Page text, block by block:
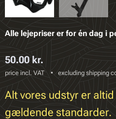
Alle lejepriser er for én dag i
50.00kr.
price incl. VAT excluding shipping
Alt vores udstyr er
gældende standarder.